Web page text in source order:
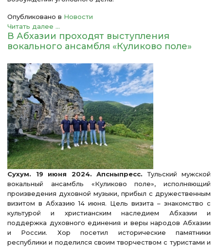
Опубликовано в Новости
Читать далее ...
В Абхазии проходят выступления
вокального ансамбля «Куликово поле»
Сухум. 19 июня 2024. Апсныпресс. Тульский мужской
вокальный ансамбль «Куликово поле», исполняющий
произведения духовной музыки, прибыл с дружественным
визитом в Абхазию 14 июня. Цель визита – знакомство с
культурой и христианским наследием Абхазии и
поддержка духовного единения и веры народов Абхазии
и России. Хор посетил исторические памятники
республики и поделился своим творчеством с туристами и